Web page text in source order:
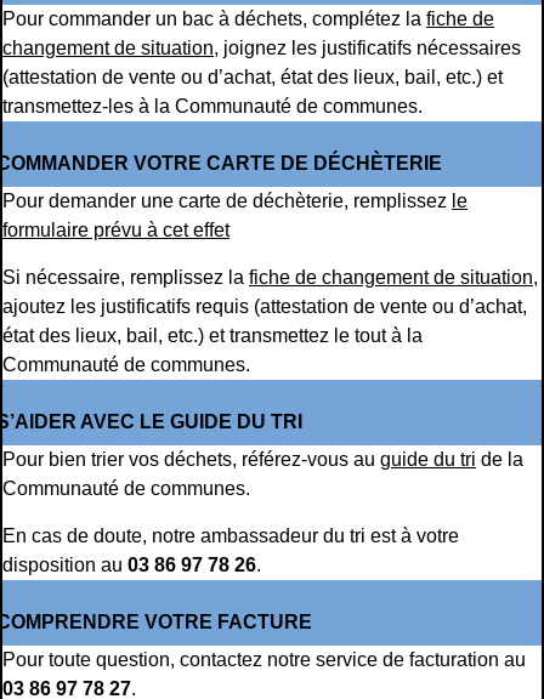
Pour commander un bac à déchets, complétez la fiche de
changement de situation, joignez les justificatifs nécessaires
(attestation de vente ou d’achat, état des lieux, bail, etc.) et
transmettez-les à la Communauté de communes.
VOTRE CARTE DE DÉCHÈTERIE
Pour demander une carte de déchèterie, remplissez le
formulaire prévu à cet effet
Si nécessaire, remplissez la fiche de changement de situation,
ajoutez les justificatifs requis (attestation de vente ou d’achat,
état des lieux, bail, etc.) et transmettez le tout à la
Communauté de communes.
AVEC LE GUIDE DU TRI
Pour bien trier vos déchets, référez-vous au guide du tri de la
Communauté de communes.
En cas de doute, notre ambassadeur du tri est à votre
disposition au 03 86 97 78 26.
VOTRE FACTURE
Pour toute question, contactez notre service de facturation au
03 86 97 78 27.